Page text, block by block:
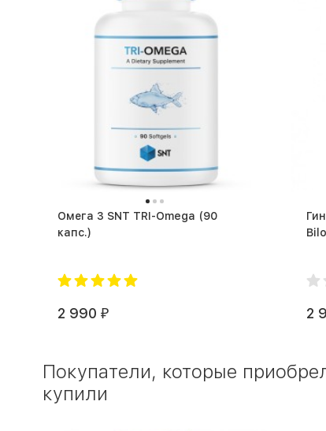
Омега 3 SNT TRI-Omega (90
капс.)
2 990 ₽ 2
Покупатели, которые
купили